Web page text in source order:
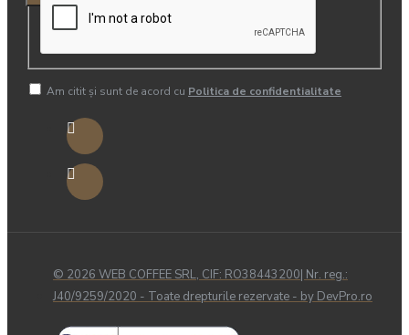
Am citit şi sunt de acord cu Politica de confidentialitate
© 2026 WEB COFFEE SRL, CIF: RO38443200| Nr. reg.:
J40/9259/2020 - Toate drepturile rezervate - by DevPro.ro